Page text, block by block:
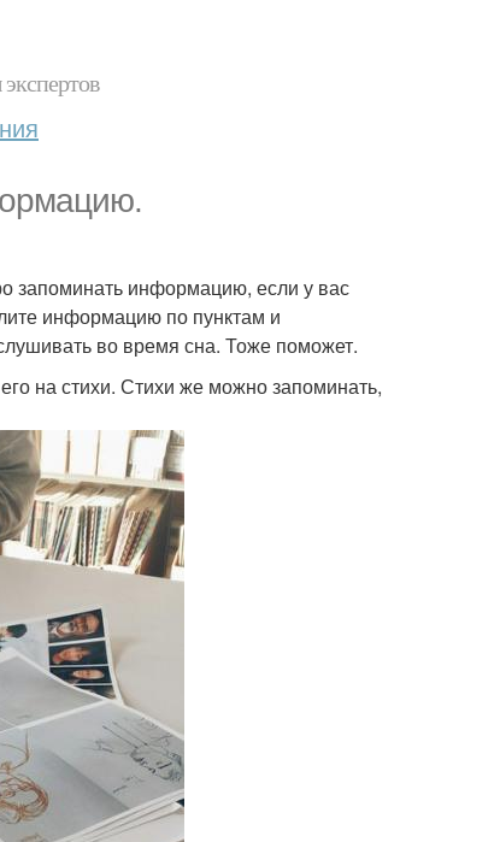
запоминать информацию, если у вас
информацию по пунктам и
во время сна. Тоже поможет.
на стихи. Стихи же можно запоминать,